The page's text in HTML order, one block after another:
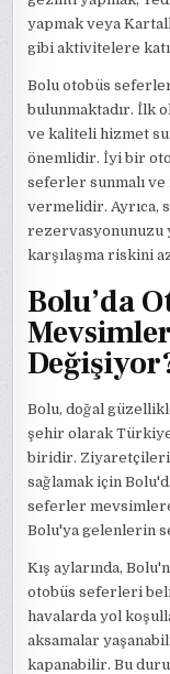
yapmak veya
gibi aktivitelere
Bolu otobüs
bulunmaktadır. İlk
ve kaliteli hizmet
önemlidir. İyi bir
seferler sunmalı
vermelidir. Ayrıca,
rezervasyonunuzu
karşılaşma riskini
Bolu’da
Bolu, doğal
şehir olarak
biridir.
sağlamak için
seferler
Bolu'ya gelenlerin
Kış aylarında,
otobüs seferleri
havalarda yol
aksamalar
kapanabilir. Bu